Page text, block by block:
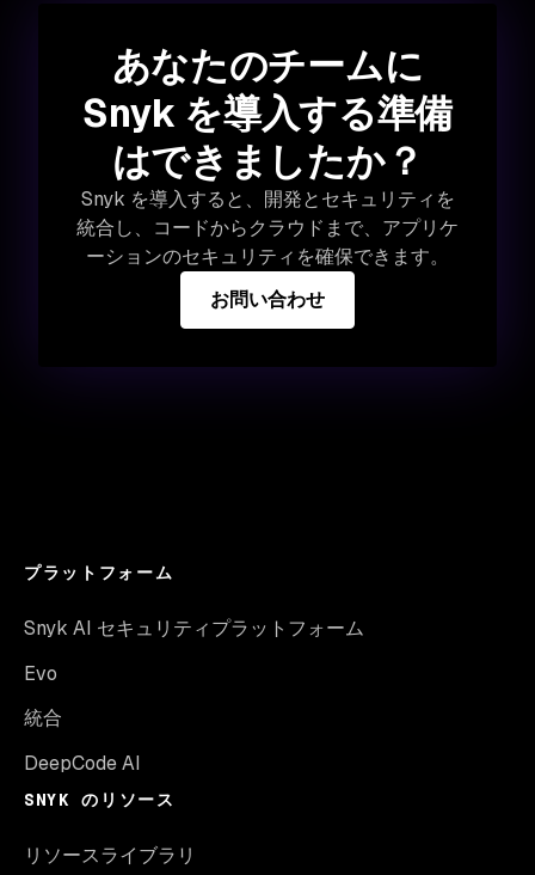
あなたのチームに
Snyk を導入する準備
はできましたか？
Snyk を導入すると、開発とセキュリティを
統合し、コードからクラウドまで、アプリケ
ーションのセキュリティを確保できます。
お問い合わせ
プラットフォーム
Snyk AI セキュリティプラットフォーム
Evo
統合
DeepCode AI
SNYK のリソース
リソースライブラリ